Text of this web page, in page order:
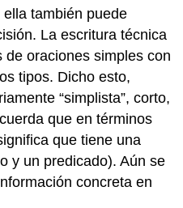
también puede
La escritura técnica
oraciones simples con
tipos. Dicho esto,
“simplista”, corto,
que en términos
que tiene una
y un predicado). Aún se
concreta en